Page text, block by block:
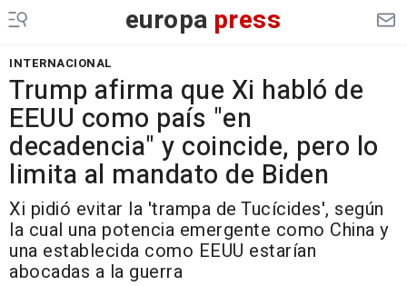
europa press
INTERNACIONAL
Trump afirma que Xi habló de
EEUU como país "en
decadencia" y coincide, pero lo
limita al mandato de Biden
Xi pidió evitar la 'trampa de Tucícides', según
la cual una potencia emergente como China y
una establecida como EEUU estarían
abocadas a la guerra